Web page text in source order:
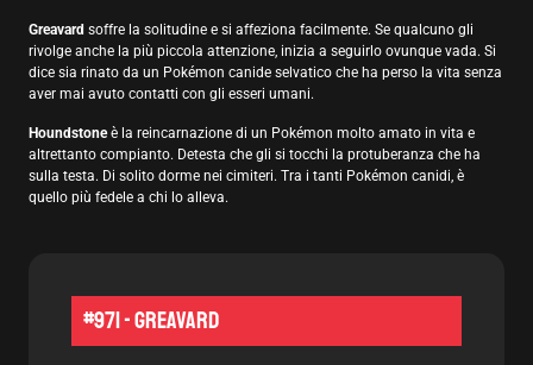
Greavard soffre la solitudine e si affeziona facilmente. Se qualcuno gli
rivolge anche la più piccola attenzione, inizia a seguirlo ovunque vada. Si
dice sia rinato da un Pokémon canide selvatico che ha perso la vita senza
aver mai avuto contatti con gli esseri umani.
Houndstoneè la reincarnazione di un Pokémon molto amato in vita e
altrettanto compianto. Detesta che gli si tocchi la protuberanza che ha
sulla testa. Di solito dorme nei cimiteri. Tra i tanti Pokémon canidi, è
quello più fedele a chi lo alleva.
#971 - Greavard